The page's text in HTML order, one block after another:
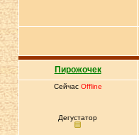
Пирожочек
Сейчас Offline
Дегустатор